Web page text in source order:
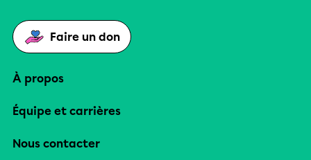
Faire un don
À propos
Équipe et carrières
Nous contacter